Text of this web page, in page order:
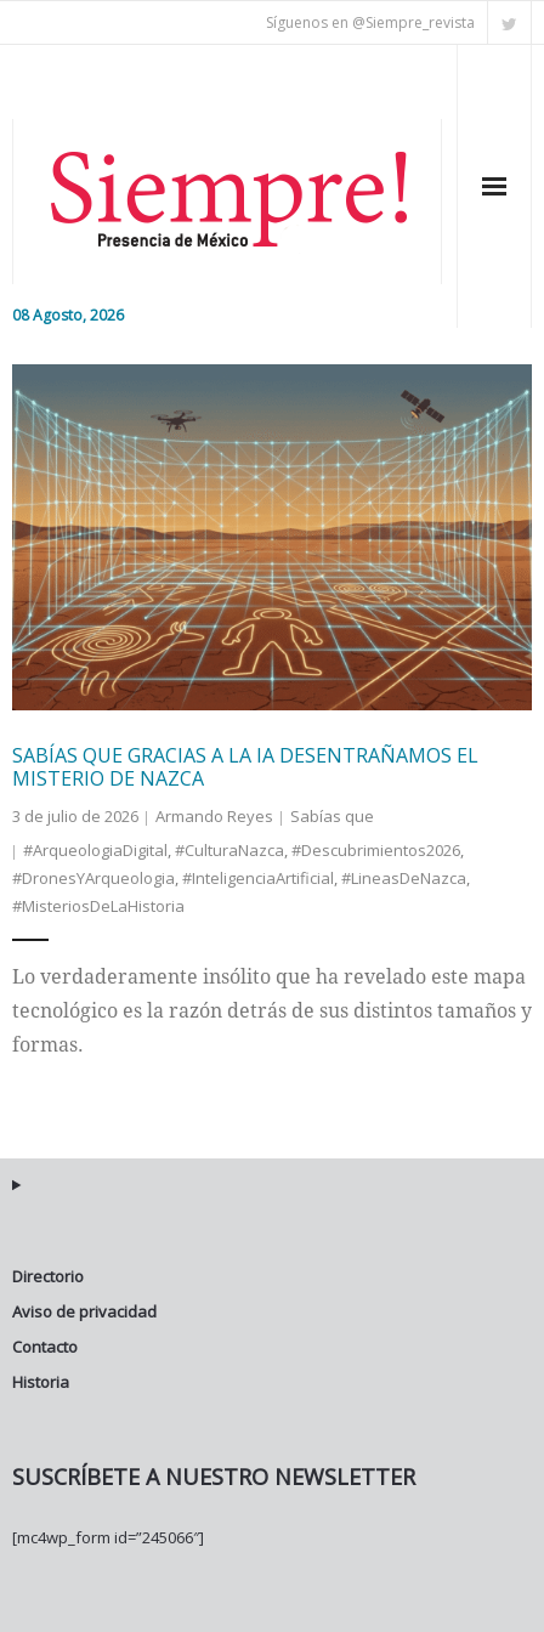
Síguenos en @Siempre_revista
08 Agosto, 2026
Editorial
Nacional
Colaboradores
Internacional
Cultura
SABÍAS QUE GRACIAS A LA IA DESENTRAÑAMOS EL
MISTERIO DE NAZCA
3 de julio de 2026 Armando Reyes
Sabías que
#ArqueologiaDigital,#CulturaNazca,#Descubrimientos2026,
#DronesYArqueologia,#InteligenciaArtificial,#LineasDeNazca,
#MisteriosDeLaHistoria
Lo verdaderamente insólito que ha revelado este mapa
tecnológico es la razón detrás de sus distintos tamaños y
formas.
Directorio
Aviso de privacidad
Contacto
Historia
SUSCRÍBETE A NUESTRO NEWSLETTER
[mc4wp_form id=”245066″]